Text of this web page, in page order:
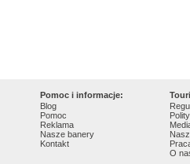
Pomoc i informacje:
Blog
Pomoc
Reklama
Nasze banery
Kontakt
O